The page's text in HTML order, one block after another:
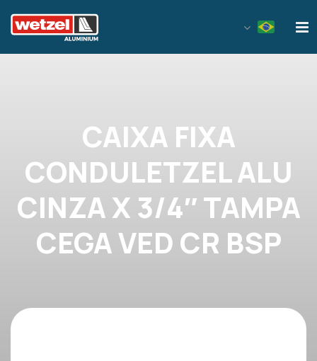
CAIXA FIXA
CONDULETZEL ALU
CINZA X 3/4″ TAMPA
CEGA VED CR BSP